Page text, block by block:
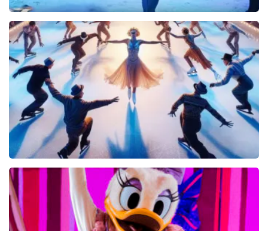
Wereldkerstcircus
339+reviews
KOOP TICKETS
Holiday On Ice
508+reviews
KOOP TICKETS